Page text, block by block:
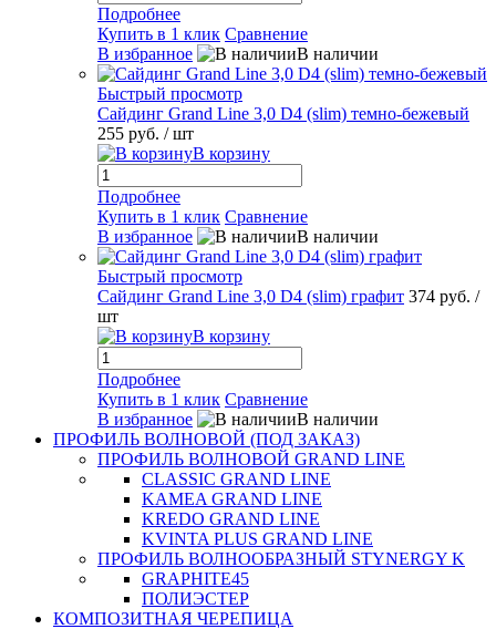
Подробнее
Купить в 1 клик Сравнение
В избранное
В наличии
Быстрый просмотр
Сайдинг Grand Line 3,0 D4 (slim) темно-бежевый
255 руб. / шт
В корзину
Подробнее
Купить в 1 клик Сравнение
В избранное
В наличии
Быстрый просмотр
Сайдинг Grand Line 3,0 D4 (slim) графит 374 руб. /
шт
В корзину
Подробнее
Купить в 1 клик Сравнение
В избранное
В наличии
ПРОФИЛЬ ВОЛНОВОЙ (ПОД ЗАКАЗ)
ПРОФИЛЬ ВОЛНОВОЙ GRAND LINE
CLASSIC GRAND LINE
KAMEA GRAND LINE
KREDO GRAND LINE
KVINTA PLUS GRAND LINE
ПРОФИЛЬ ВОЛНООБРАЗНЫЙ STYNERGY K
GRAPHITE45
ПОЛИЭСТЕР
КОМПОЗИТНАЯ ЧЕРЕПИЦА